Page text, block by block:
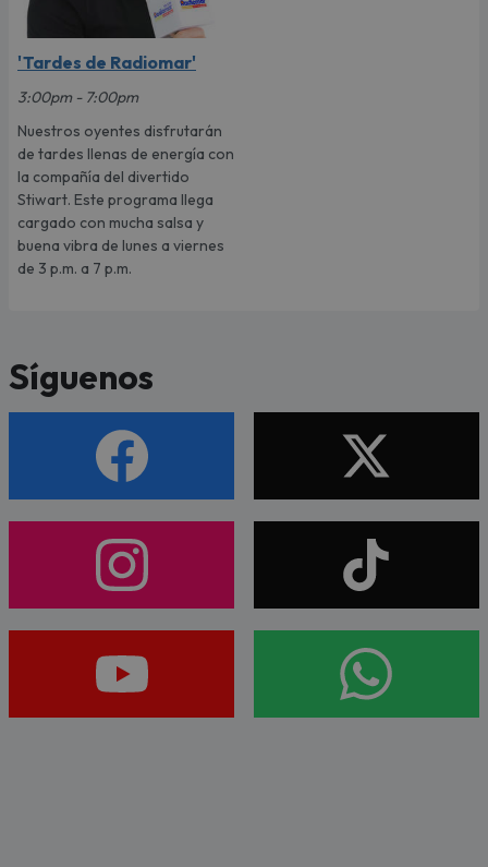
'Tardes de Radiomar'
3:00pm - 7:00pm
Nuestros oyentes disfrutarán
de tardes llenas de energía con
la compañía del divertido
Stiwart. Este programa llega
cargado con mucha salsa y
buena vibra de lunes a viernes
de 3 p.m. a 7 p.m.
Síguenos